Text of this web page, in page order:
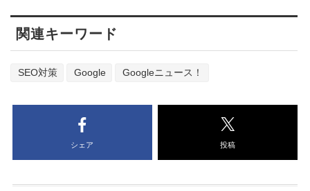
関連キーワード
SEO対策 Google Googleニュース！
シェア 投稿